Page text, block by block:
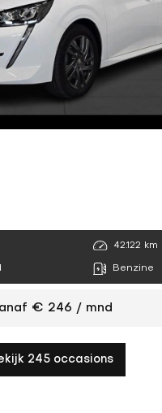
42.122 km
Benzine
€ 246 / mnd
245 occasions